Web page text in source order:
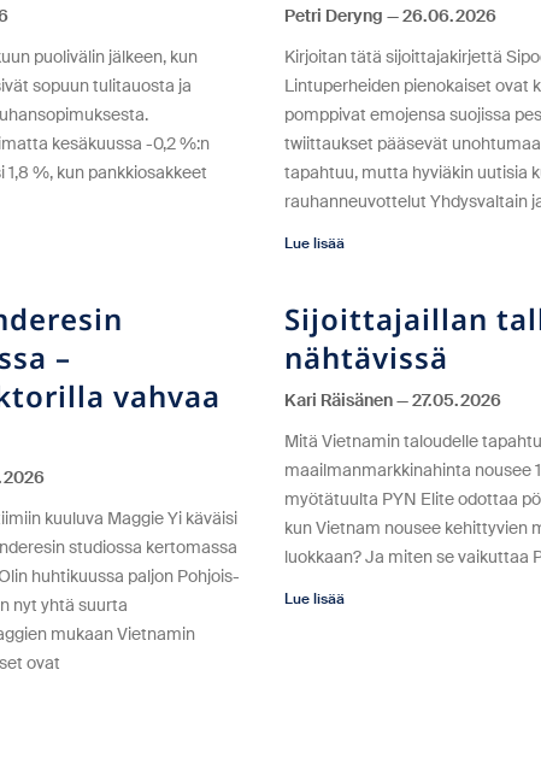
puolivälin jälkeen, kun
sopuun tulitauosta ja
kesäkuussa -0,2 %:n
1,8 %, kun pankkiosakkeet
Petri Deryng
26.06.2026
Kirjoitan tätä sijoittajakirjettä
Lintuperheiden pienokaiset ovat
pomppivat emojensa suojissa
twiittaukset pääsevät
tapahtuu, mutta hyviäkin uutisia
rauhanneuvottelut Yhdysvaltain
Lue lisää
–
vahvaa
kuuluva Maggie Yi käväisi
studiossa kertomassa
huhtikuussa paljon Pohjois-
nyt yhtä suurta
mukaan Vietnamin
ovat
Sijoittajaillan
nähtävissä
Kari Räisänen
27.05.2026
Mitä Vietnamin taloudelle
maailmanmarkkinahinta nousee
myötätuulta PYN Elite odottaa
kun Vietnam nousee kehittyvien
luokkaan? Ja miten se vaikuttaa
Lue lisää